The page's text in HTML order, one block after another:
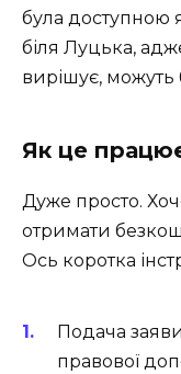
була доступною
біля Луцька,
вирішує, можуть
Як це
Дуже просто.
отримати
Ось коротка
Подача
правової